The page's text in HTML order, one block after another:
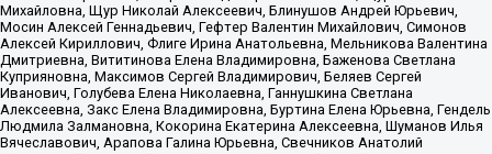
Михайловна, Щур Николай Алексеевич, Блинушов Андрей Юрьевич,
Мосин Алексей Геннадьевич, Гефтер Валентин Михайлович, Симонов
Алексей Кириллович, Флиге Ирина Анатольевна, Мельникова Валентина
Дмитриевна, Вититинова Елена Владимировна, Баженова Светлана
Куприяновна, Максимов Сергей Владимирович, Беляев Сергей
Иванович, Голубева Елена Николаевна, Ганнушкина Светлана
Алексеевна, Закс Елена Владимировна, Буртина Елена Юрьевна, Гендель
Людмила Залмановна, Кокорина Екатерина Алексеевна, Шуманов Илья
Вячеславович, Арапова Галина Юрьевна, Свечников Анатолий